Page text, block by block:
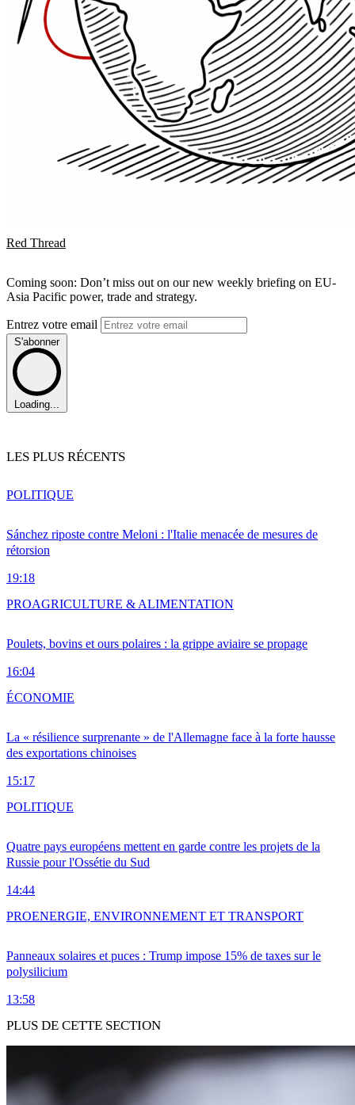
Red Thread
Coming soon: Don’t miss out on our new weekly briefing on EU-
Asia Pacific power, trade and strategy.
Entrez votre email
S'abonner
Loading...
LES PLUS RÉCENTS
Sánchez riposte contre Meloni : l'Italie menacée de mesures de
rétorsion
19:18
POLITIQUE
Poulets, bovins et ours polaires : la grippe aviaire se propage
16:04
PROAGRICULTURE & ALIMENTATION
La « résilience surprenante » de l'Allemagne face à la forte hausse
des exportations chinoises
15:17
ÉCONOMIE
Quatre pays européens mettent en garde contre les projets de la
Russie pour l'Ossétie du Sud
14:44
POLITIQUE
Panneaux solaires et puces : Trump impose 15% de taxes sur le
polysilicium
13:58
PROENERGIE, ENVIRONNEMENT ET TRANSPORT
PLUS DE CETTE SECTION